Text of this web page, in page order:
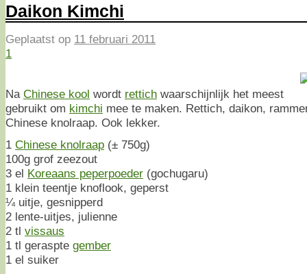
Daikon Kimchi
Geplaatst op 11 februari 2011
1
Na Chinese kool wordt rettich waarschijnlijk het meest
gebruikt om kimchi mee te maken. Rettich, daikon,
Chinese knolraap. Ook lekker.
1 Chinese knolraap (± 750g)
100g grof zeezout
3 el Koreaans peperpoeder (gochugaru)
1 klein teentje knoflook, geperst
¼ uitje, gesnipperd
2 lente-uitjes, julienne
2 tl vissaus
1 tl geraspte gember
1 el suiker